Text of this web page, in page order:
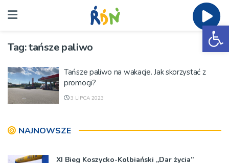
Tag:tańsze paliwo
Tańsze paliwo na wakacje. Jak skorzystać z
promocji?
3 LIPCA 2023
NAJNOWSZE
XI Bieg Koszycko-Kolbiański „Dar życia”